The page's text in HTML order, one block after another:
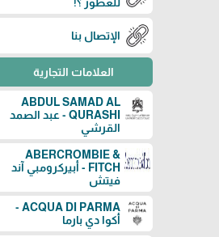
الإتصال بنا
العلامات التجارية
ABDUL SAMAD AL
QURASHI - عبد الصمد
القرشي
ABERCROMBIE &
FITCH - أبيركرومبي آند
فيتش
ACQUA DI PARMA -
أكوا دي بارما